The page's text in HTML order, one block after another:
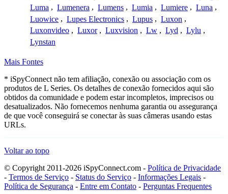
Luma , Lumenera , Lumens , Lumia , Lumiere , Luna ,
Luowice , Lupes Electronics , Lupus , Luxon ,
Luxonvideo , Luxor , Luxvision , Lw , Lyd , Lylu ,
Lynstan
Mais Fontes
* iSpyConnect não tem afiliação, conexão ou associação com os
produtos de L Series. Os detalhes de conexão fornecidos aqui são
obtidos da comunidade e podem estar incompletos, imprecisos ou
desatualizados. Não fornecemos nenhuma garantia ou assegurança
de que você conseguirá se conectar às suas câmeras usando estas
URLs.
Voltar ao topo
© Copyright 2011-2026 iSpyConnect.com - Política de Privacidade
- Termos de Serviço - Status do Serviço - Informações Legais -
Política de Segurança - Entre em Contato - Perguntas Frequentes